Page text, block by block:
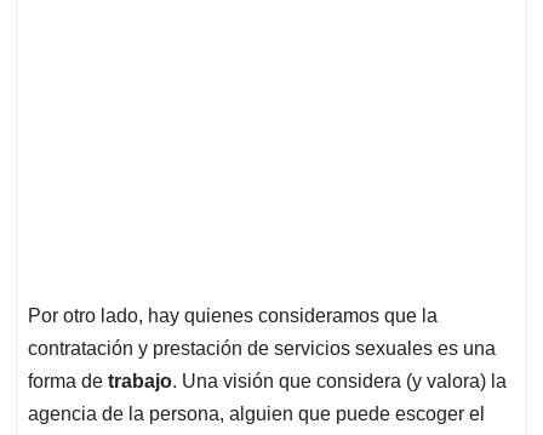
Por otro lado, hay quienes consideramos que la
contratación y prestación de servicios sexuales es una
forma de trabajo. Una visión que considera (y valora) la
agencia de la persona, alguien que puede escoger el